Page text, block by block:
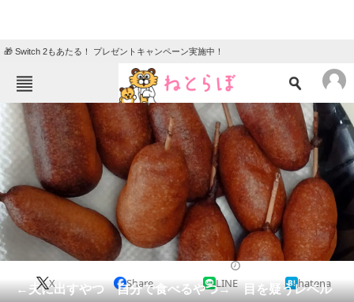
🎁 Switch 2もあたる！ プレゼントキャンペーン実施中！
ねとらぼメニュー
TOP ニュース
エンタメ クイズ
グルメ 地域
住まい 教育・育児
リサーチ
会員記事
←夫に出すやつ 自分で食べるやつ→ 目を疑うレベル
X Share LINE hatena